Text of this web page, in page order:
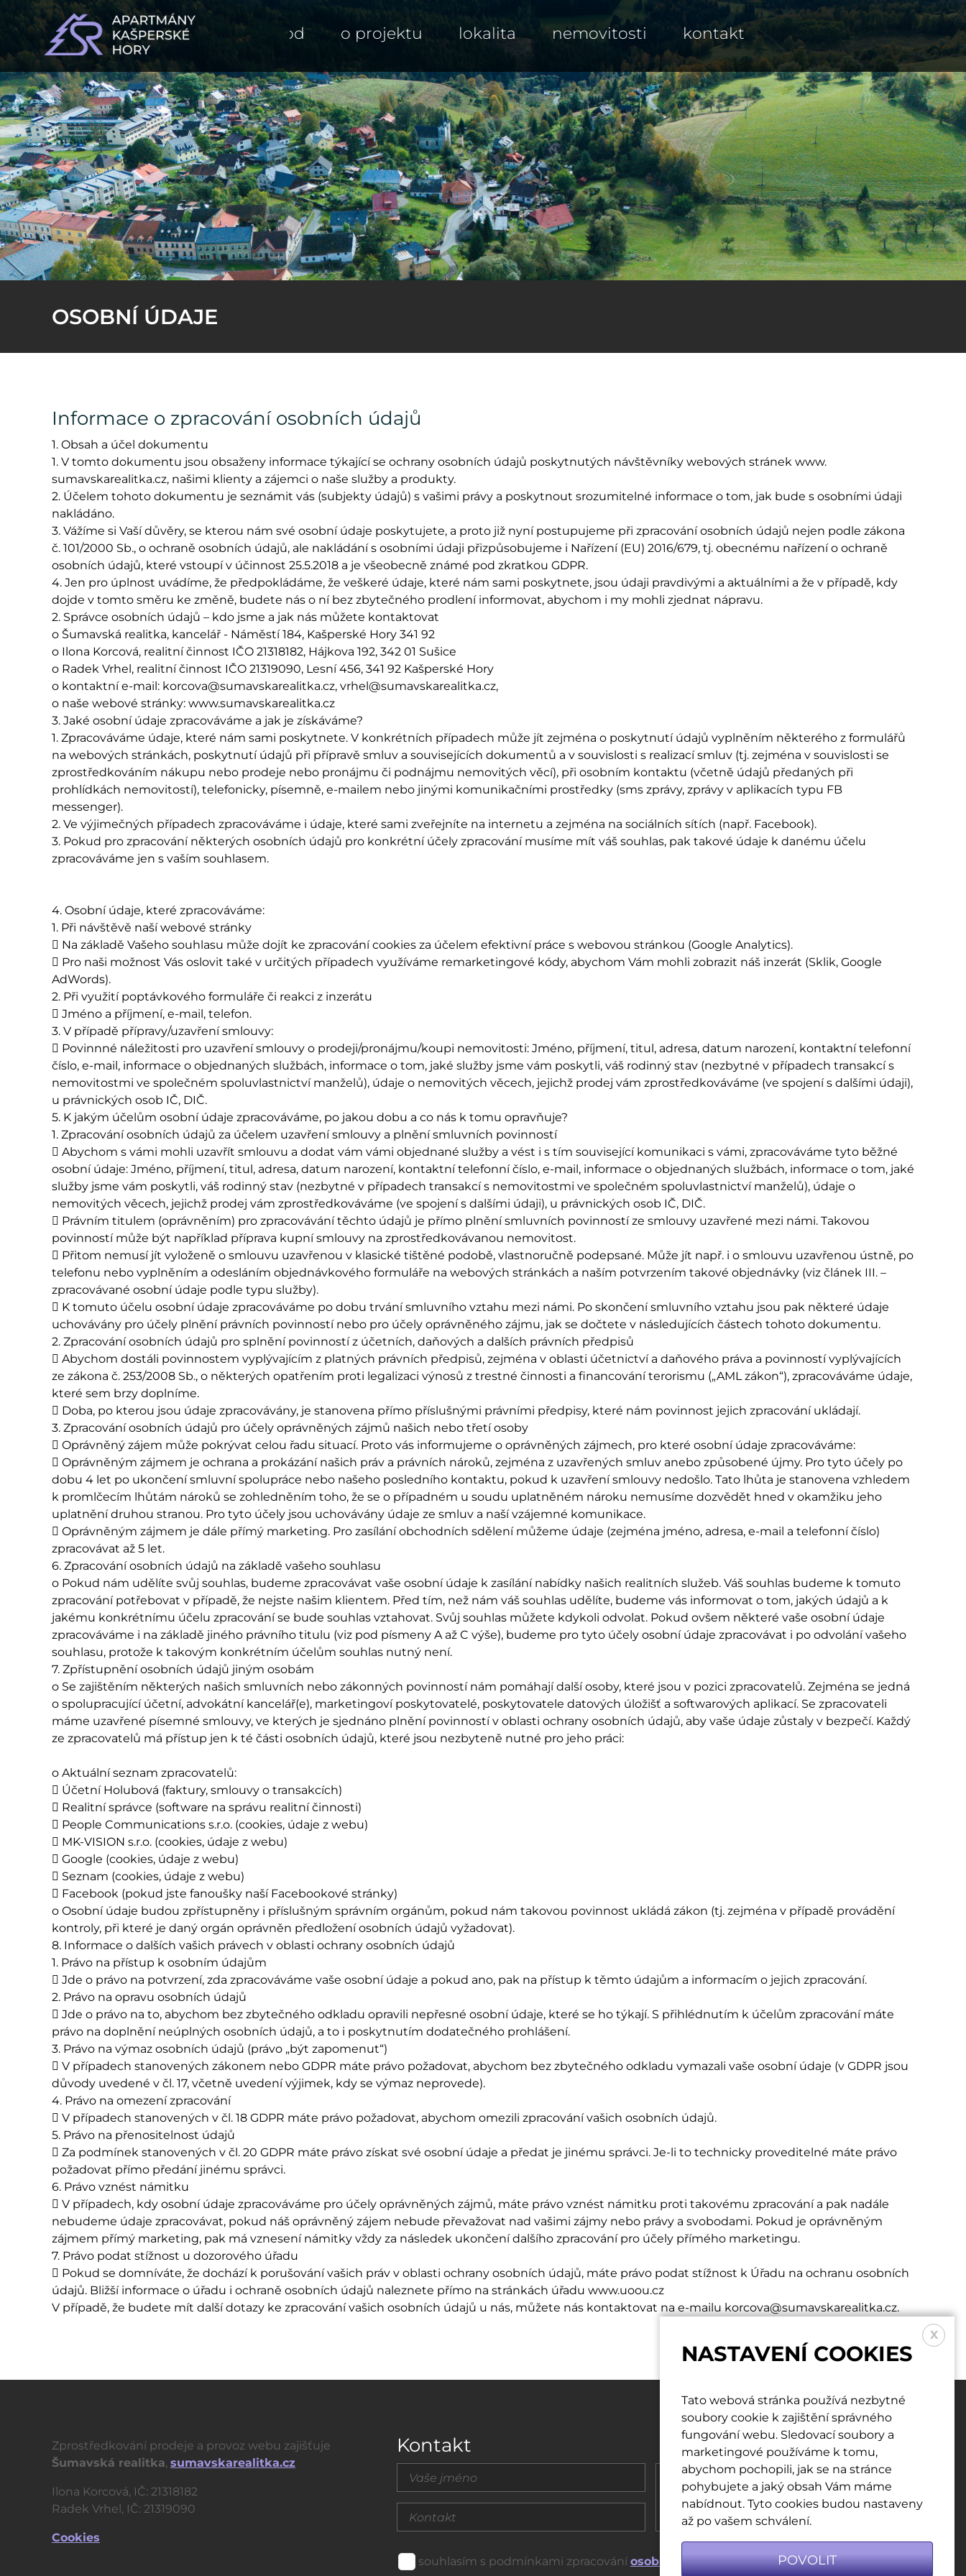
úvod o projektu lokalita nemovitosti kontakt
OSOBNÍ ÚDAJE
Informace o zpracování osobních údajů
1. Obsah a účel dokumentu
1. V tomto dokumentu jsou obsaženy informace týkající se ochrany osobních údajů poskytnutých návštěvníky webových stránek www.
sumavskarealitka.cz, našimi klienty a zájemci o naše služby a produkty.
2. Účelem tohoto dokumentu je seznámit vás (subjekty údajů) s vašimi právy a poskytnout srozumitelné informace o tom, jak bude s osobními údaji
nakládáno.
3. Vážíme si Vaší důvěry, se kterou nám své osobní údaje poskytujete, a proto již nyní postupujeme při zpracování osobních údajů nejen podle zákona
č. 101/2000 Sb., o ochraně osobních údajů, ale nakládání s osobními údaji přizpůsobujeme i Nařízení (EU) 2016/679, tj. obecnému nařízení o ochraně
osobních údajů, které vstoupí v účinnost 25.5.2018 a je všeobecně známé pod zkratkou GDPR.
4. Jen pro úplnost uvádíme, že předpokládáme, že veškeré údaje, které nám sami poskytnete, jsou údaji pravdivými a aktuálními a že v případě, kdy
dojde v tomto směru ke změně, budete nás o ní bez zbytečného prodlení informovat, abychom i my mohli zjednat nápravu.
2. Správce osobních údajů – kdo jsme a jak nás můžete kontaktovat
o Šumavská realitka, kancelář - Náměstí 184, Kašperské Hory 341 92
o Ilona Korcová, realitní činnost IČO 21318182, Hájkova 192, 342 01 Sušice
o Radek Vrhel, realitní činnost IČO 21319090, Lesní 456, 341 92 Kašperské Hory
o kontaktní e-mail: korcova@sumavskarealitka.cz, vrhel@sumavskarealitka.cz,
o naše webové stránky: www.sumavskarealitka.cz
3. Jaké osobní údaje zpracováváme a jak je získáváme?
1. Zpracováváme údaje, které nám sami poskytnete. V konkrétních případech může jít zejména o poskytnutí údajů vyplněním některého z formulářů
na webových stránkách, poskytnutí údajů při přípravě smluv a souvisejících dokumentů a v souvislosti s realizací smluv (tj. zejména v souvislosti se
zprostředkováním nákupu nebo prodeje nebo pronájmu či podnájmu nemovitých věcí), při osobním kontaktu (včetně údajů předaných při
prohlídkách nemovitostí), telefonicky, písemně, e-mailem nebo jinými komunikačními prostředky (sms zprávy, zprávy v aplikacích typu FB
messenger).
2. Ve výjimečných případech zpracováváme i údaje, které sami zveřejníte na internetu a zejména na sociálních sítích (např. Facebook).
3. Pokud pro zpracování některých osobních údajů pro konkrétní účely zpracování musíme mít váš souhlas, pak takové údaje k danému účelu
zpracováváme jen s vaším souhlasem.
4. Osobní údaje, které zpracováváme:
1. Při návštěvě naší webové stránky
 Na základě Vašeho souhlasu může dojít ke zpracování cookies za účelem efektivní práce s webovou stránkou (Google Analytics).
 Pro naši možnost Vás oslovit také v určitých případech využíváme remarketingové kódy, abychom Vám mohli zobrazit náš inzerát (Sklik, Google
AdWords).
2. Při využití poptávkového formuláře či reakci z inzerátu
 Jméno a příjmení, e-mail, telefon.
3. V případě přípravy/uzavření smlouvy:
 Povinnné náležitosti pro uzavření smlouvy o prodeji/pronájmu/koupi nemovitosti: Jméno, příjmení, titul, adresa, datum narození, kontaktní telefonní
číslo, e-mail, informace o objednaných službách, informace o tom, jaké služby jsme vám poskytli, váš rodinný stav (nezbytné v případech transakcí s
nemovitostmi ve společném spoluvlastnictví manželů), údaje o nemovitých věcech, jejichž prodej vám zprostředkováváme (ve spojení s dalšími údaji),
u právnických osob IČ, DIČ.
5. K jakým účelům osobní údaje zpracováváme, po jakou dobu a co nás k tomu opravňuje?
1. Zpracování osobních údajů za účelem uzavření smlouvy a plnění smluvních povinností
 Abychom s vámi mohli uzavřít smlouvu a dodat vám vámi objednané služby a vést i s tím související komunikaci s vámi, zpracováváme tyto běžné
osobní údaje: Jméno, příjmení, titul, adresa, datum narození, kontaktní telefonní číslo, e-mail, informace o objednaných službách, informace o tom, jaké
služby jsme vám poskytli, váš rodinný stav (nezbytné v případech transakcí s nemovitostmi ve společném spoluvlastnictví manželů), údaje o
nemovitých věcech, jejichž prodej vám zprostředkováváme (ve spojení s dalšími údaji), u právnických osob IČ, DIČ.
 Právním titulem (oprávněním) pro zpracovávání těchto údajů je přímo plnění smluvních povinností ze smlouvy uzavřené mezi námi. Takovou
povinností může být například příprava kupní smlouvy na zprostředkovávanou nemovitost.
 Přitom nemusí jít vyloženě o smlouvu uzavřenou v klasické tištěné podobě, vlastnoručně podepsané. Může jít např. i o smlouvu uzavřenou ústně, po
telefonu nebo vyplněním a odesláním objednávkového formuláře na webových stránkách a naším potvrzením takové objednávky (viz článek III. –
zpracovávané osobní údaje podle typu služby).
 K tomuto účelu osobní údaje zpracováváme po dobu trvání smluvního vztahu mezi námi. Po skončení smluvního vztahu jsou pak některé údaje
uchovávány pro účely plnění právních povinností nebo pro účely oprávněného zájmu, jak se dočtete v následujících částech tohoto dokumentu.
2. Zpracování osobních údajů pro splnění povinností z účetních, daňových a dalších právních předpisů
 Abychom dostáli povinnostem vyplývajícím z platných právních předpisů, zejména v oblasti účetnictví a daňového práva a povinností vyplývajících
ze zákona č. 253/2008 Sb., o některých opatřením proti legalizaci výnosů z trestné činnosti a financování terorismu („AML zákon“), zpracováváme údaje,
které sem brzy doplníme.
 Doba, po kterou jsou údaje zpracovávány, je stanovena přímo příslušnými právními předpisy, které nám povinnost jejich zpracování ukládají.
3. Zpracování osobních údajů pro účely oprávněných zájmů našich nebo třetí osoby
 Oprávněný zájem může pokrývat celou řadu situací. Proto vás informujeme o oprávněných zájmech, pro které osobní údaje zpracováváme:
 Oprávněným zájmem je ochrana a prokázání našich práv a právních nároků, zejména z uzavřených smluv anebo způsobené újmy. Pro tyto účely po
dobu 4 let po ukončení smluvní spolupráce nebo našeho posledního kontaktu, pokud k uzavření smlouvy nedošlo. Tato lhůta je stanovena vzhledem
k promlčecím lhůtám nároků se zohledněním toho, že se o případném u soudu uplatněném nároku nemusíme dozvědět hned v okamžiku jeho
uplatnění druhou stranou. Pro tyto účely jsou uchovávány údaje ze smluv a naší vzájemné komunikace.
 Oprávněným zájmem je dále přímý marketing. Pro zasílání obchodních sdělení můžeme údaje (zejména jméno, adresa, e-mail a telefonní číslo)
zpracovávat až 5 let.
6. Zpracování osobních údajů na základě vašeho souhlasu
o Pokud nám udělíte svůj souhlas, budeme zpracovávat vaše osobní údaje k zasílání nabídky našich realitních služeb. Váš souhlas budeme k tomuto
zpracování potřebovat v případě, že nejste našim klientem. Před tím, než nám váš souhlas udělíte, budeme vás informovat o tom, jakých údajů a k
jakému konkrétnímu účelu zpracování se bude souhlas vztahovat. Svůj souhlas můžete kdykoli odvolat. Pokud ovšem některé vaše osobní údaje
zpracováváme i na základě jiného právního titulu (viz pod písmeny A až C výše), budeme pro tyto účely osobní údaje zpracovávat i po odvolání vašeho
souhlasu, protože k takovým konkrétním účelům souhlas nutný není.
7. Zpřístupnění osobních údajů jiným osobám
o Se zajištěním některých našich smluvních nebo zákonných povinností nám pomáhají další osoby, které jsou v pozici zpracovatelů. Zejména se jedná
o spolupracující účetní, advokátní kancelář(e), marketingoví poskytovatelé, poskytovatele datových úložišť a softwarových aplikací. Se zpracovateli
máme uzavřené písemné smlouvy, ve kterých je sjednáno plnění povinností v oblasti ochrany osobních údajů, aby vaše údaje zůstaly v bezpečí. Každý
ze zpracovatelů má přístup jen k té části osobních údajů, které jsou nezbyteně nutné pro jeho práci:
o Aktuální seznam zpracovatelů:
 Účetní Holubová (faktury, smlouvy o transakcích)
 Realitní správce (software na správu realitní činnosti)
 People Communications s.r.o. (cookies, údaje z webu)
 MK-VISION s.r.o. (cookies, údaje z webu)
 Google (cookies, údaje z webu)
 Seznam (cookies, údaje z webu)
 Facebook (pokud jste fanoušky naší Facebookové stránky)
o Osobní údaje budou zpřístupněny i příslušným správním orgánům, pokud nám takovou povinnost ukládá zákon (tj. zejména v případě provádění
kontroly, při které je daný orgán oprávněn předložení osobních údajů vyžadovat).
8. Informace o dalších vašich právech v oblasti ochrany osobních údajů
1. Právo na přístup k osobním údajům
 Jde o právo na potvrzení, zda zpracováváme vaše osobní údaje a pokud ano, pak na přístup k těmto údajům a informacím o jejich zpracování.
2. Právo na opravu osobních údajů
 Jde o právo na to, abychom bez zbytečného odkladu opravili nepřesné osobní údaje, které se ho týkají. S přihlédnutím k účelům zpracování máte
právo na doplnění neúplných osobních údajů, a to i poskytnutím dodatečného prohlášení.
3. Právo na výmaz osobních údajů (právo „být zapomenut“)
 V případech stanovených zákonem nebo GDPR máte právo požadovat, abychom bez zbytečného odkladu vymazali vaše osobní údaje (v GDPR jsou
důvody uvedené v čl. 17, včetně uvedení výjimek, kdy se výmaz neprovede).
4. Právo na omezení zpracování
 V případech stanovených v čl. 18 GDPR máte právo požadovat, abychom omezili zpracování vašich osobních údajů.
5. Právo na přenositelnost údajů
 Za podmínek stanovených v čl. 20 GDPR máte právo získat své osobní údaje a předat je jinému správci. Je-li to technicky proveditelné máte právo
požadovat přímo předání jinému správci.
6. Právo vznést námitku
 V případech, kdy osobní údaje zpracováváme pro účely oprávněných zájmů, máte právo vznést námitku proti takovému zpracování a pak nadále
nebudeme údaje zpracovávat, pokud náš oprávněný zájem nebude převažovat nad vašimi zájmy nebo právy a svobodami. Pokud je oprávněným
zájmem přímý marketing, pak má vznesení námitky vždy za následek ukončení dalšího zpracování pro účely přímého marketingu.
7. Právo podat stížnost u dozorového úřadu
 Pokud se domníváte, že dochází k porušování vašich práv v oblasti ochrany osobních údajů, máte právo podat stížnost k Úřadu na ochranu osobních
údajů. Bližší informace o úřadu i ochraně osobních údajů naleznete přímo na stránkách úřadu www.uoou.cz
V případě, že budete mít další dotazy ke zpracování vašich osobních údajů u nás, můžete nás kontaktovat na e-mailu korcova@sumavskarealitka.cz.
Zprostředkování prodeje a provoz webu zajišťuje
Šumavská realitka, sumavskarealitka.cz
Ilona Korcová, IČ: 21318182
Radek Vrhel, IČ: 21319090
Cookies
Kontakt
souhlasím s podmínkami zpracování osobních údajů ODESLAT
NASTAVENÍ COOKIES
X
Tato webová stránka používá nezbytné
soubory cookie k zajištění správného
fungování webu. Sledovací soubory a
marketingové používáme k tomu,
abychom pochopili, jak se na stránce
pohybujete a jaký obsah Vám máme
nabídnout. Tyto cookies budou nastaveny
až po vašem schválení.
POVOLIT